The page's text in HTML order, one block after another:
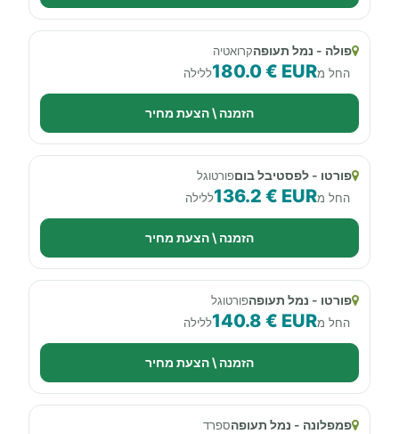
פולה - נמל תעופהקרואטיה
החל מ180.0 € EURללילה
הזמנה \ הצעת מחיר
פורטו - לפסטיבל בוםפורטוגל
החל מ136.2 € EURללילה
הזמנה \ הצעת מחיר
פורטו - נמל תעופהפורטוגל
החל מ140.8 € EURללילה
הזמנה \ הצעת מחיר
פמפלונה - נמל תעופהספרד